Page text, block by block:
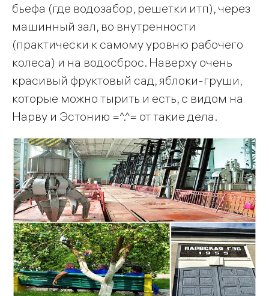
бьефа (где водозабор, решетки итп), через
машинный зал, во внутренности
(практически к самому уровню рабочего
колеса) и на водосброс. Наверху очень
красивый фруктовый сад, яблоки-груши,
которые можно тырить и есть, с видом на
Нарву и Эстонию =^.^= от такие дела.